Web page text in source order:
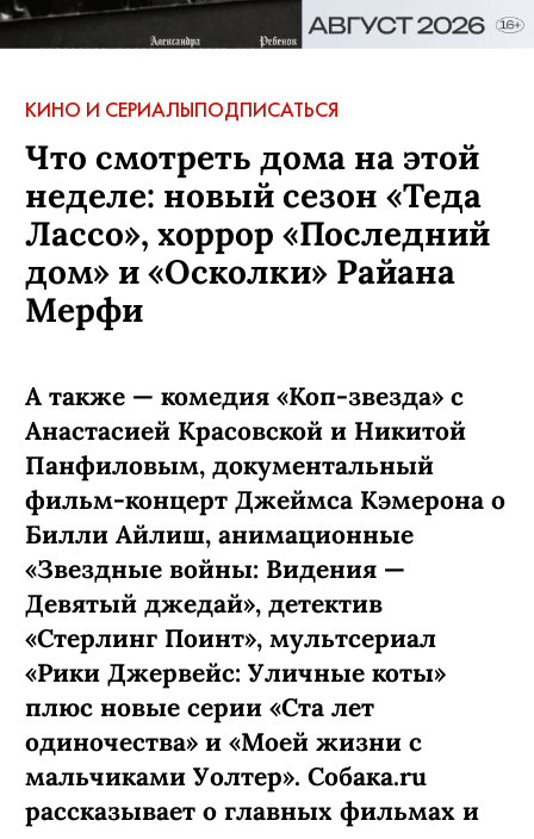
КИНО И СЕРИАЛЫПОДПИСАТЬСЯ
Что смотреть дома на этой
неделе: новый сезон «Теда
Лассо», хоррор «Последний
дом» и «Осколки» Райана
Мерфи
А также — комедия «Коп-звезда» с
Анастасией Красовской и Никитой
Панфиловым, документальный
фильм-концерт Джеймса Кэмерона о
Билли Айлиш, анимационные
«Звездные войны: Видения —
Девятый джедай», детектив
«Стерлинг Поинт», мультсериал
«Рики Джервейс: Уличные коты»
плюс новые серии «Ста лет
одиночества» и «Моей жизни с
мальчиками Уолтер». Собака.ru
рассказывает о главных фильмах и